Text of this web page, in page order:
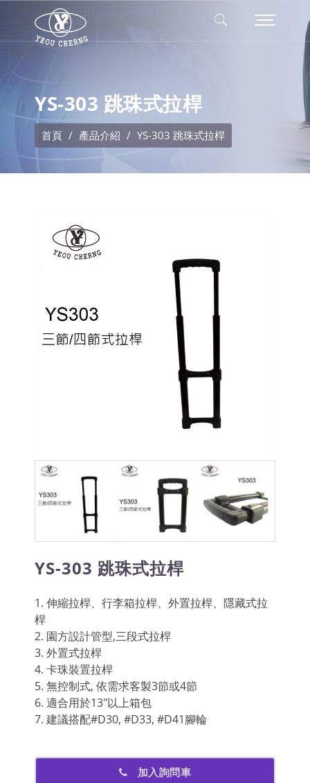
YS-303 跳珠式拉桿
首頁 產品介紹 YS-303 跳珠式拉桿
YS-303 跳珠式拉桿
1. 伸縮拉桿、行李箱拉桿、外置拉桿、隱藏式拉
桿
2. 園方設計管型,三段式拉桿
3. 外置式拉桿
4. 卡珠裝置拉桿
5. 無控制式, 依需求客製3節或4節
6. 適合用於13"以上箱包
7. 建議搭配#D30, #D33, #D41腳輪
加入詢問車